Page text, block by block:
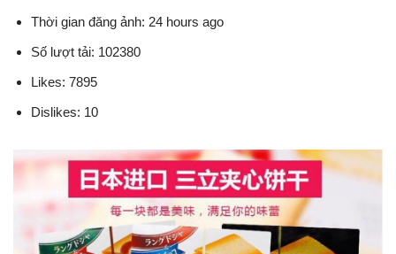
Thời gian đăng ảnh: 24 hours ago
Số lượt tải: 102380
Likes: 7895
Dislikes: 10